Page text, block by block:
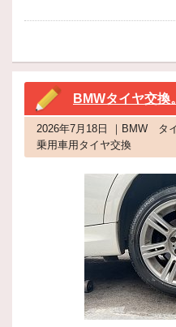
BMWタイヤ交換。
2026年7月18日 ｜BMW タ
乗用車用タイヤ交換